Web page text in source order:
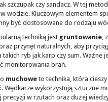
szczupak czy sandacz. W tej
wodzie. Kluczowym elementem
być dostosowane do rodzaju
techniką jest gruntowanie,
przynęt naturalnych, aby
takich ryb jak karp czy sum.
monitorowania brań.
muchowe to technika, która
Wędkarze wykorzystują sztuczne
precyzji w rzutach oraz dużej